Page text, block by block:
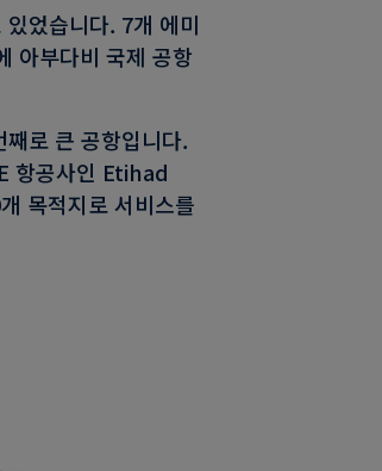
었습니다. 7개 에미
아부다비 국제 공항
로 큰 공항입니다.
항공사인 Etihad
목적지로 서비스를